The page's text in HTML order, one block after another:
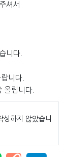
셔서
니다.
니다.
올립니다.
성하지 않았습니